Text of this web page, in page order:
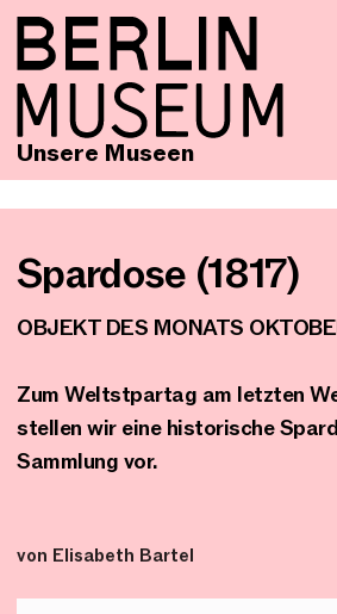
Unsere Museen
Spardose (1817)
OBJEKT DES MONATS
Zum Weltstpartag am letzten
stellen wir eine historische
Sammlung vor.
von Elisabeth Bartel